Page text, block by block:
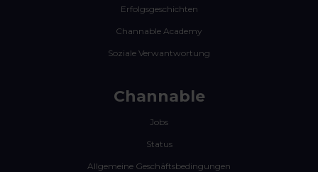
Erfolgsgeschichten
Channable Academy
Soziale Verwantwortung
Channable
Jobs
Status
Allgemeine Geschäftsbedingungen